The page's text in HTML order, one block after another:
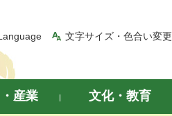
文字サイズ・色合い変更
産業 文化・教育